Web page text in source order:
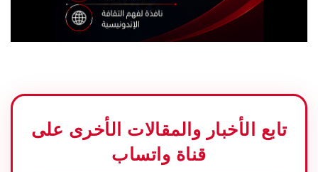
تابع الأخبار والمقالات الأخرى على
قناة واتساب